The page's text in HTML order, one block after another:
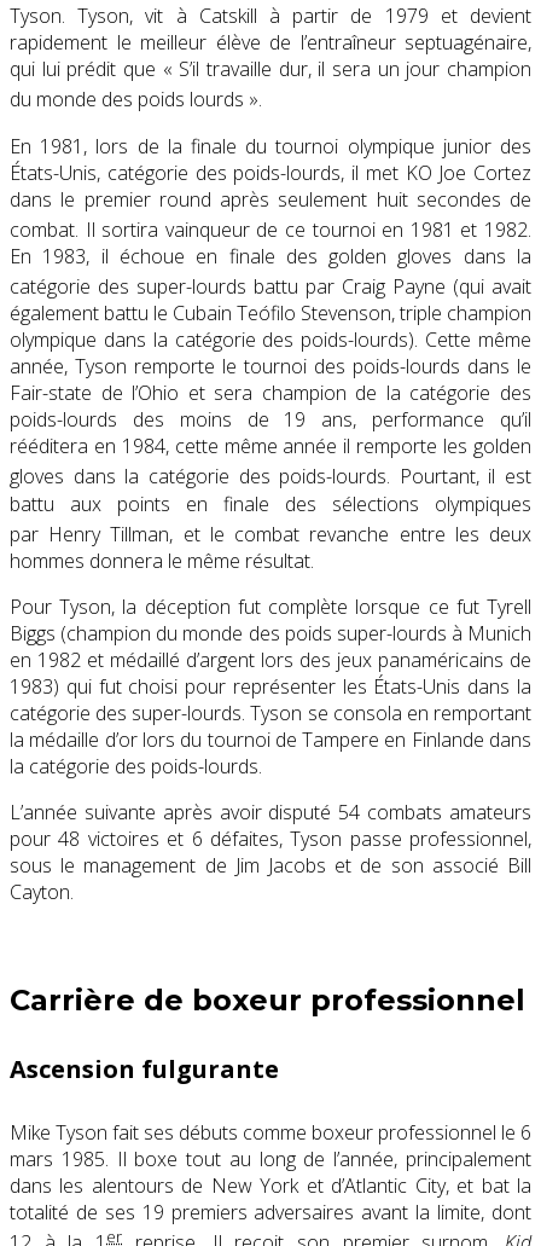
Tyson. Tyson, vit à Catskill à partir de 1979 et devient
rapidement le meilleur élève de l’entraîneur septuagénaire,
qui lui prédit que « S’il travaille dur, il sera un jour champion
du monde des poids lourds ».
En 1981, lors de la finale du tournoi olympique junior des
États-Unis, catégorie des poids-lourds, il met KO Joe Cortez
dans le premier round après seulement huit secondes de
combat. Il sortira vainqueur de ce tournoi en 1981 et 1982.
En 1983, il échoue en finale des golden gloves dans la
catégorie des super-lourds battu par Craig Payne (qui avait
également battu le Cubain Teófilo Stevenson, triple champion
olympique dans la catégorie des poids-lourds). Cette même
année, Tyson remporte le tournoi des poids-lourds dans le
Fair-state de l’Ohio et sera champion de la catégorie des
poids-lourds des moins de 19 ans, performance qu’il
rééditera en 1984, cette même année il remporte les golden
gloves dans la catégorie des poids-lourds. Pourtant, il est
battu aux points en finale des sélections olympiques
par Henry Tillman, et le combat revanche entre les deux
hommes donnera le même résultat.
Pour Tyson, la déception fut complète lorsque ce fut Tyrell
Biggs (champion du monde des poids super-lourds à Munich
en 1982 et médaillé d’argent lors des jeux panaméricains de
1983) qui fut choisi pour représenter les États-Unis dans la
catégorie des super-lourds. Tyson se consola en remportant
la médaille d’or lors du tournoi de Tampere en Finlande dans
la catégorie des poids-lourds.
L’année suivante après avoir disputé 54 combats amateurs
pour 48 victoires et 6 défaites, Tyson passe professionnel,
sous le management de Jim Jacobs et de son associé Bill
Cayton.
Carrière de boxeur professionnel
Ascension fulgurante
Mike Tyson fait ses débuts comme boxeur professionnel le 6
mars 1985. Il boxe tout au long de l’année, principalement
dans les alentours de New York et d’Atlantic City, et bat la
totalité de ses 19 premiers adversaires avant la limite, dont
er